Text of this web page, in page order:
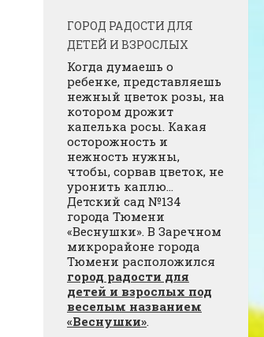
ГОРОД РАДОСТИ ДЛЯ
ДЕТЕЙ И ВЗРОСЛЫХ
Когда думаешь о
ребенке, представляешь
нежный цветок розы, на
котором дрожит
капелька росы. Какая
осторожность и
нежность нужны,
чтобы, сорвав цветок, не
уронить каплю…
Детский сад №134
города Тюмени
«Веснушки». В Заречном
микрорайоне города
Тюмени расположился
город радости для
детей и взрослых под
веселым названием
«Веснушки».